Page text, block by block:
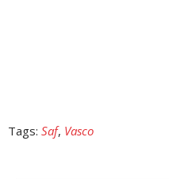
Tags: Saf, Vasco